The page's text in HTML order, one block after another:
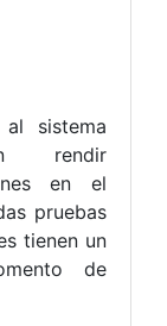
sistema
rendir
en el
pruebas
tienen un
de